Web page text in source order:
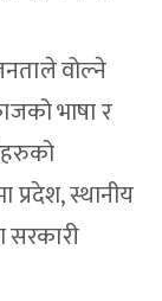
वोल्ने
भाषा र
स्थानीय
सरकारी